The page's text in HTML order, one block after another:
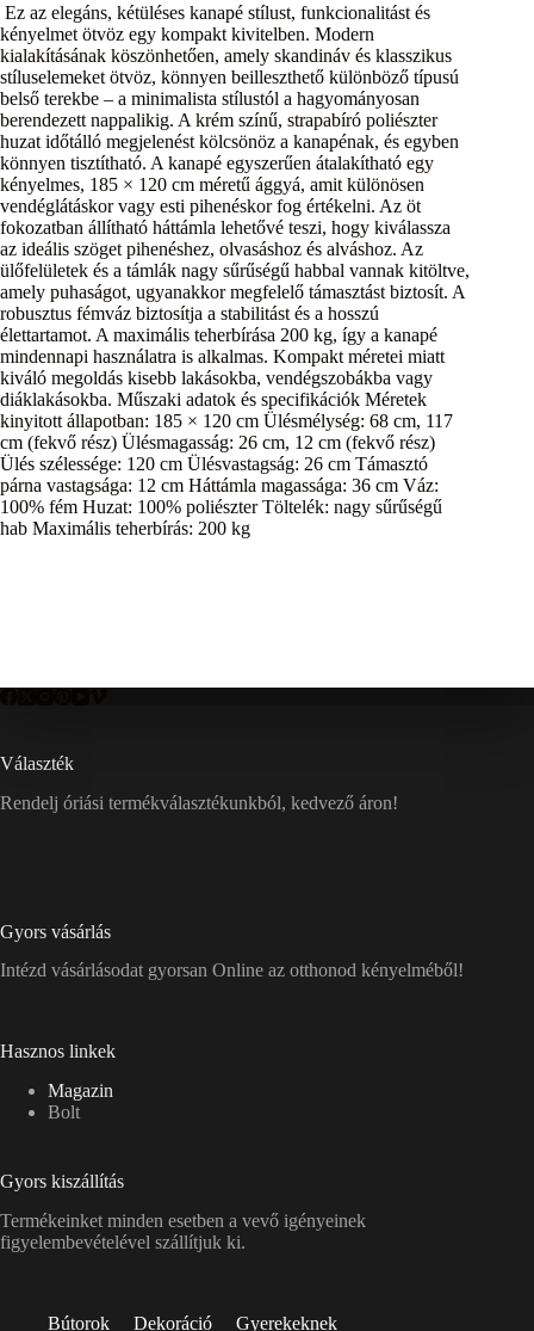
Ez az elegáns, kétüléses kanapé stílust, funkcionalitást és
kényelmet ötvöz egy kompakt kivitelben. Modern
kialakításának köszönhetően, amely skandináv és klasszikus
stíluselemeket ötvöz, könnyen beilleszthető különböző típusú
belső terekbe – a minimalista stílustól a hagyományosan
berendezett nappalikig. A krém színű, strapabíró poliészter
huzat időtálló megjelenést kölcsönöz a kanapénak, és egyben
könnyen tisztítható. A kanapé egyszerűen átalakítható egy
kényelmes, 185 × 120 cm méretű ággyá, amit különösen
vendéglátáskor vagy esti pihenéskor fog értékelni. Az öt
fokozatban állítható háttámla lehetővé teszi, hogy kiválassza
az ideális szöget pihenéshez, olvasáshoz és alváshoz. Az
ülőfelületek és a támlák nagy sűrűségű habbal vannak kitöltve,
amely puhaságot, ugyanakkor megfelelő támasztást biztosít. A
robusztus fémváz biztosítja a stabilitást és a hosszú
élettartamot. A maximális teherbírása 200 kg, így a kanapé
mindennapi használatra is alkalmas. Kompakt méretei miatt
kiváló megoldás kisebb lakásokba, vendégszobákba vagy
diáklakásokba. Műszaki adatok és specifikációk Méretek
kinyitott állapotban: 185 × 120 cm Ülésmélység: 68 cm, 117
cm (fekvő rész) Ülésmagasság: 26 cm, 12 cm (fekvő rész)
Ülés szélessége: 120 cm Ülésvastagság: 26 cm Támasztó
párna vastagsága: 12 cm Háttámla magassága: 36 cm Váz:
100% fém Huzat: 100% poliészter Töltelék: nagy sűrűségű
hab Maximális teherbírás: 200 kg
Választék
Rendelj óriási termékválasztékunkból, kedvező áron!
Gyors vásárlás
Intézd vásárlásodat gyorsan Online az otthonod kényelméből!
Hasznos linkek
Magazin
Bolt
Gyors kiszállítás
Termékeinket minden esetben a vevő igényeinek
figyelembevételével szállítjuk ki.
Bútorok Dekoráció Gyerekeknek